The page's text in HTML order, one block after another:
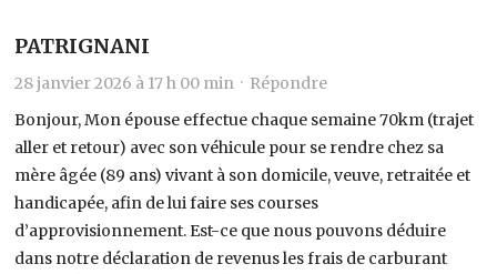
PATRIGNANI
28 janvier 2026 à 17 h 00 min · Répondre
Bonjour, Mon épouse effectue chaque semaine 70km (trajet
aller et retour) avec son véhicule pour se rendre chez sa
mère âgée (89 ans) vivant à son domicile, veuve, retraitée et
handicapée, afin de lui faire ses courses
d’approvisionnement. Est-ce que nous pouvons déduire
dans notre déclaration de revenus les frais de carburant